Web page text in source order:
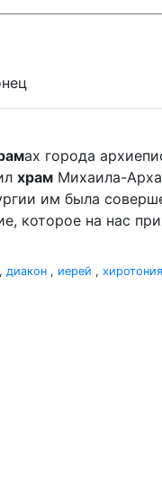
ах города
храм Михаила-
им была
которое на нас
, диакон , иерей , хиротония